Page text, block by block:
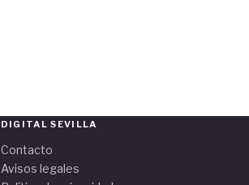
DIGITAL SEVILLA
Contacto
Avisos legales